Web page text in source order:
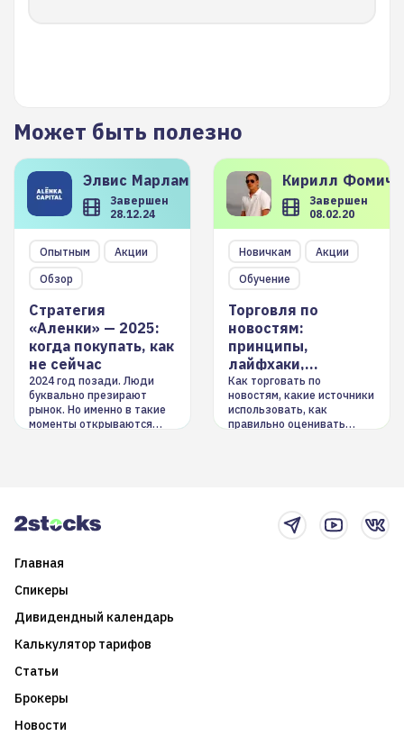
Может быть полезно
Элвис Марламов
Завершен
28.12.24
Опытным
Акции
Обзор
Стратегия
«Аленки» — 2025:
когда покупать, как
не сейчас
2024 год позади. Люди
буквально презирают
рынок. Но именно в такие
моменты открываются
Кирилл
Завершен
08.02.20
Новичкам
Акции
Обучение
Торговля по
новостям:
принципы,
лайфхаки,
инструменты
Как торговать по
новостям, какие источники
использовать, как
правильно оценивать
Главная
Спикеры
Дивидендный календарь
Калькулятор тарифов
Статьи
Брокеры
Новости